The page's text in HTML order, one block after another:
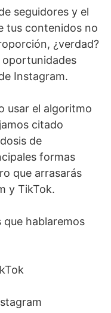
seguidores y el
tus contenidos no
¿verdad?
oportunidades
Instagram.
usar el algoritmo
citado
de
formas
que arrasarás
y TikTok.
que hablaremos